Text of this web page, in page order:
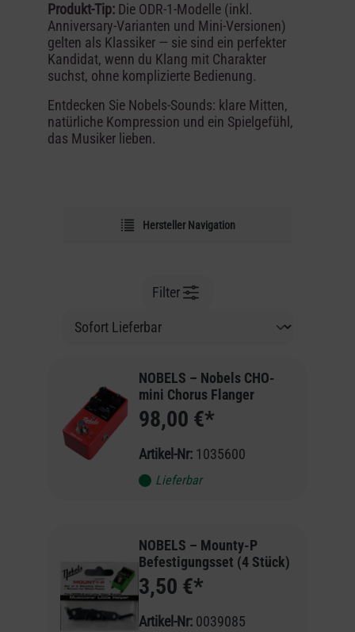
Produkt-Tip: Die ODR-1-Modelle (inkl.
Anniversary-Varianten und Mini-Versionen)
gelten als Klassiker — sie sind ein perfekter
Kandidat, wenn du Klang mit Charakter
suchst, ohne komplizierte Bedienung.
Entdecken Sie Nobels-Sounds: klare Mitten,
natürliche Kompression und ein Spielgefühl,
das Musiker lieben.
Hersteller Navigation
Filter
NOBELS – Nobels CHO-
mini Chorus Flanger
98,00 €*
Artikel-Nr: 1035600
Lieferbar
NOBELS – Mounty-P
Befestigungsset (4 Stück)
3,50 €*
Artikel-Nr: 0039085